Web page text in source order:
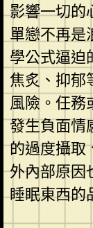
影響一切的
單戀不再是
學公式逼迫
焦炙、抑郁
風險。任務
發生負面情
的過度攝取
外內部原因
睡眠東西的